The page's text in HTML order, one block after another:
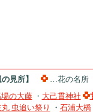
の見所】
…花の名所
の大藤・ 大己貫神社
丸 虫追い祭り ・ 石浦大橋